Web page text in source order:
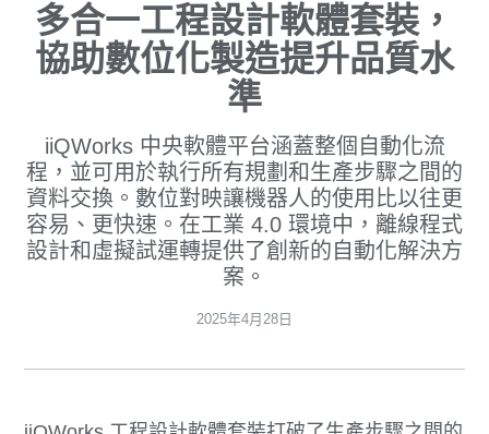
多合一工程設計軟體套裝，
協助數位化製造提升品質水
準
iiQWorks 中央軟體平台涵蓋整個自動化流
程，並可用於執行所有規劃和生產步驟之間的
資料交換。數位對映讓機器人的使用比以往更
容易、更快速。在工業 4.0 環境中，離線程式
設計和虛擬試運轉提供了創新的自動化解決方
案。
2025年4月28日